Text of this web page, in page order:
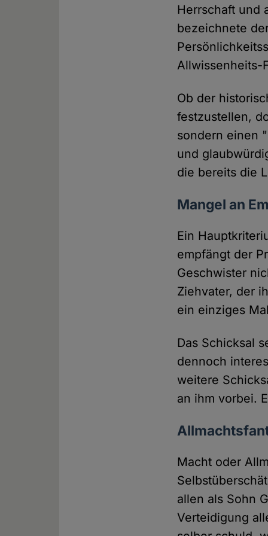
Herrschaft und
bezeichnete
Allwissenheits-
Ob der
festzustellen,
sondern einen
und
die bereits die
Mangel an
Ein
empfängt der
Geschwister
Ziehvater, der
ein einziges
Das Schicksal
dennoch
weitere
an ihm vorbei.
Macht oder
allen als Sohn
Verteidigung